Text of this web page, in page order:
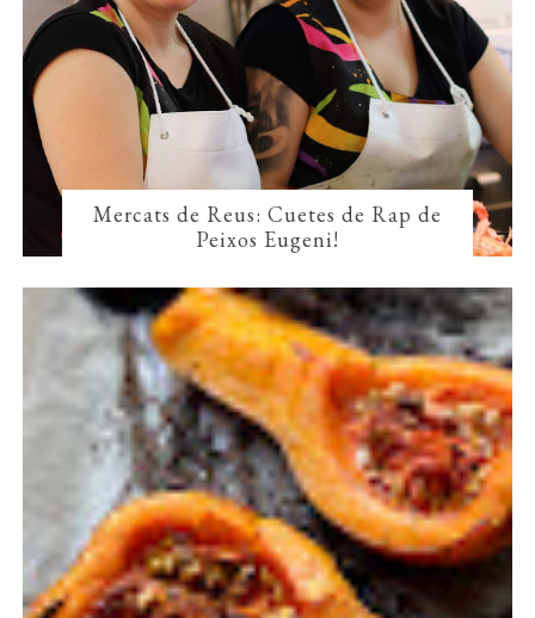
Mercats de Reus: Cuetes de Rap de
Peixos Eugeni!